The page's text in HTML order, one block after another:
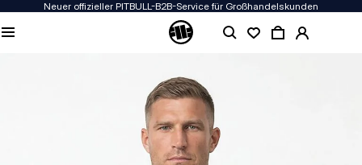
Neuer offizieller PITBULL-B2B-Service für Großhandelskunden